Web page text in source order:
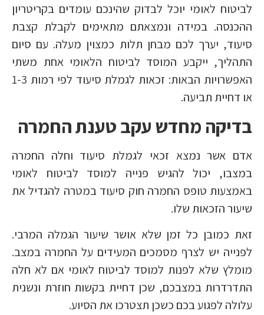
לביטוח לאומי יוכל לבדוק שהינכם עומדים בקריטריון
ההכנסה. במידה ונמצאתם מתאימים לקבלת קצבת
סיעוד, יערך לכם מבחן תלות כמצוין מעלה. עם סיום
התהליך, ייקבע המוסד לביטוח הלאומי אחת משתי
האפשרויות הבאות: זכאות לגמלת סיעוד לפי רמות 1-3
או דחיית תביעה.
בדיקה מחדש עקב טענת החמרה
אדם אשר נמצא זכאי לגמלת סיעוד וחלה החמרה
במצבו, יכול להגיש פנייה למוסד לביטוח לאומי
באמצעות טופס החמרה חוק סיעוד במטרה להגדיל את
שיעור הזכאות שלו.
זאת כמובן כל זמן שלא אושר שיעור הגמלה המרבי.
לפנייה יש לצרף מסמכים המעידים על החמרה במצב.
מומלץ שלא לפנות למוסד לביטוח לאומי אם לא חלה
התדרדרות במצבכם, שכן דחיית בקשות חוזרת ונשנית
עלולה לפגוע בכם כשכן תצטרכו את הסיוע.